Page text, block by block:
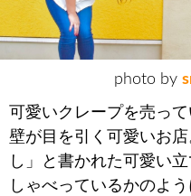
photo by
可愛いクレープを売って
壁が目を引く可愛いお
し」と書かれた可愛い
しゃべっているかのよ